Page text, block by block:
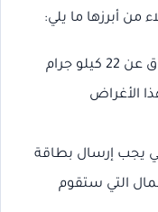
من أبرزها ما يلي:
يجب ألا يزيد الوزن الخاص بالصندوق عن 22 كيلو جرام
الأغراض
يجب إرسال بطاقة
التي ستقوم